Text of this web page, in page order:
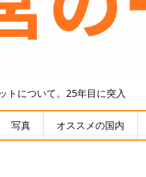
トについて。25年目に突入
写真 オススメの国内